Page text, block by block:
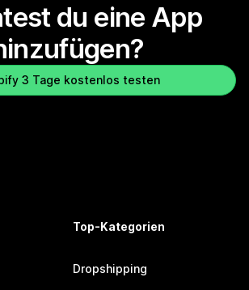
du eine App
3 Tage kostenlos testen
Top-Kategorien
Dropshipping